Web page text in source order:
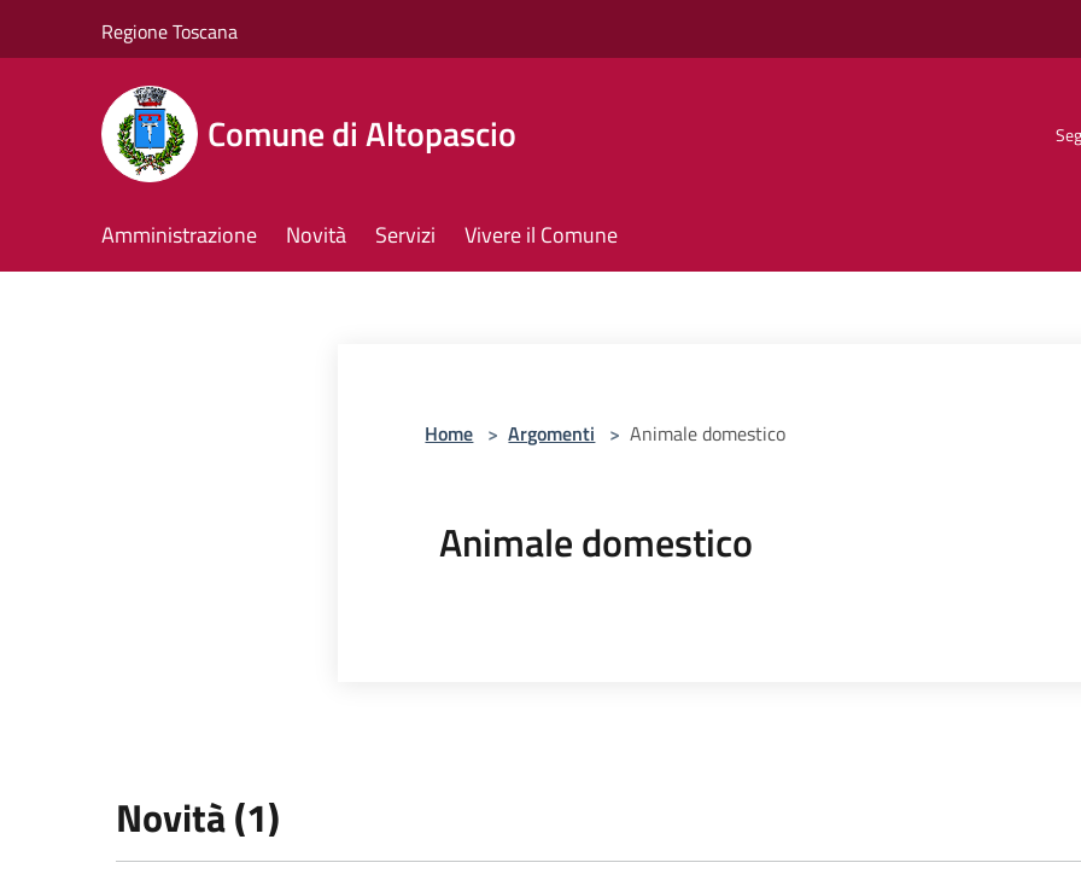
Regione Toscana
Comune di Altopascio
Amministrazione Novità Servizi Vivere il Comune
Home > Argomenti > Animale domestico
Animale domestico
Novità (1)